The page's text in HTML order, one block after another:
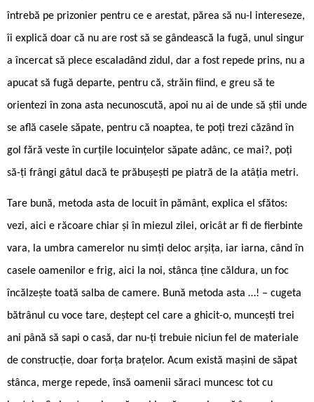
întrebă pe prizonier pentru ce e arestat, părea să nu-l intereseze,
îi explică doar că nu are rost să se gândească la fugă, unul singur
a încercat să plece escaladând zidul, dar a fost repede prins, nu a
apucat să fugă departe, pentru că, străin fiind, e greu să te
orientezi în zona asta necunoscută, apoi nu ai de unde să știi unde
se află casele săpate, pentru că noaptea, te poți trezi căzând în
gol fără veste în curțile locuințelor săpate adânc, ce mai?, poți
să-ți frângi gâtul dacă te prăbușești pe piatră de la atâția metri.
Tare bună, metoda asta de locuit în pământ, explica el sfătos:
vezi, aici e răcoare chiar și în miezul zilei, oricât ar fi de fierbinte
vara, la umbra camerelor nu simți deloc arșița, iar iarna, când în
casele oamenilor e frig, aici la noi, stânca ține căldura, un foc
încălzește toată salba de camere. Bună metoda asta …! – cugeta
bătrânul cu voce tare, deștept cel care a ghicit-o, muncești trei
ani până să sapi o casă, dar nu-ți trebuie niciun fel de materiale
de construcție, doar forța brațelor. Acum există mașini de săpat
stânca, merge repede, însă oamenii săraci muncesc tot cu